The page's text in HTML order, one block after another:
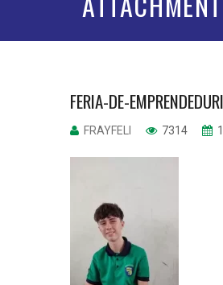
FERIA-DE-
FRAYFELI 7314